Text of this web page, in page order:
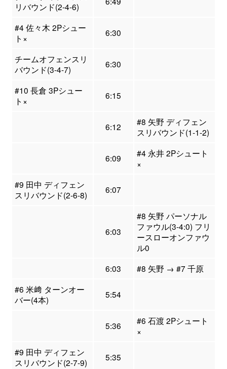
リバウンド(2-4-6)
#4 佐々木 2Pシュー
ト×
6:30
チームオフェンスリ
バウンド(3-4-7)
6:30
#10 長倉 3Pシュー
ト×
6:15
6:12
#8 矢野 ディフェン
スリバウンド(1-1-2)
6:09
#4 永井 2Pシュート
×
#9 田中 ディフェン
スリバウンド(2-6-8)
6:07
6:03
#8 矢野 パーソナル
ファウル(3-4:0) フリ
ースローオンファウ
ル0
6:03
#8 矢野 → #7 千原
#6 米﨑 ターンオー
バー(4本)
5:54
5:36
#6 石渡 2Pシュート
×
#9 田中 ディフェン
スリバウンド(2-7-9)
5:35